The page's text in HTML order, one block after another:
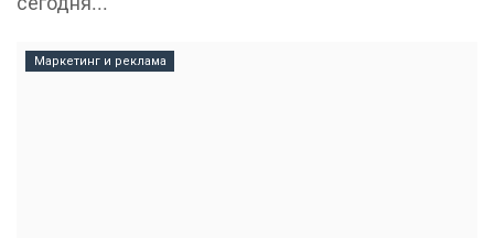
Маркетинг и реклама